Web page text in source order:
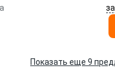
Показать еще 9